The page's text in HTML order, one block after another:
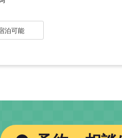
泊可能